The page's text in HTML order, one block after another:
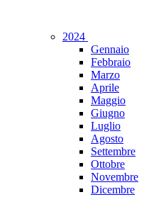
2024
Gennaio
Febbraio
Marzo
Aprile
Maggio
Giugno
Luglio
Agosto
Settembre
Ottobre
Novembre
Dicembre